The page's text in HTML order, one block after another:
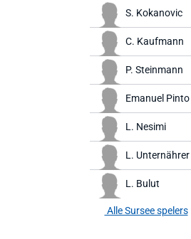
S. Kokanovic
C. Kaufmann
P. Steinmann
Emanuel Pinto
L. Nesimi
L. Unternährer
L. Bulut
Alle Sursee spelers